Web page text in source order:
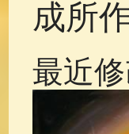
成所
最近